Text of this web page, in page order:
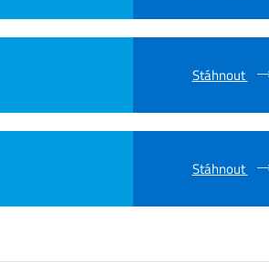
Stáhnout
Stáhnout